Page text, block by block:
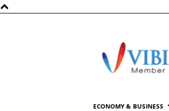
ECONOMY & BUSINESS